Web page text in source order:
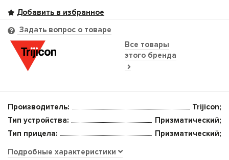
Все товары
этого бренда
Задать вопрос о товаре
Производитель:
Trijicon;
Тип устройства:
Призматический;
Тип прицела:
Призматический;
Подробные характеристики